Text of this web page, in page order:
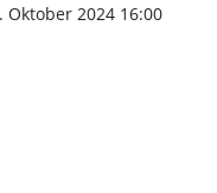
Oktober 2024 16:00